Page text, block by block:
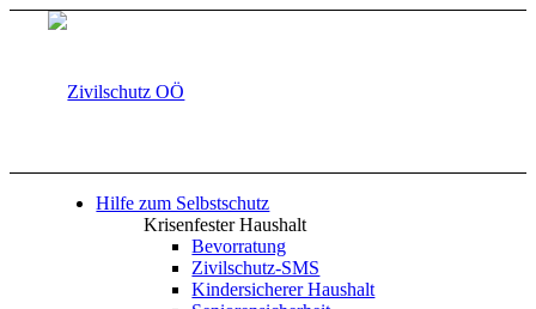
Hilfe zum Selbstschutz
Krisenfester Haushalt
Bevorratung
Zivilschutz-SMS
Kindersicherer Haushalt